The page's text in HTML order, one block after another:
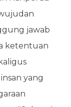
jawab
ketentuan
yang